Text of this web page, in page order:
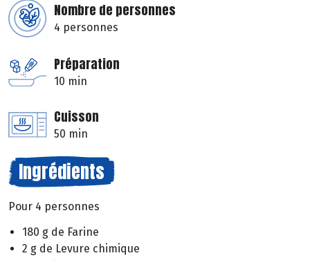
Nombre de personnes
4 personnes
Préparation
10 min
Cuisson
50 min
Ingrédients
Pour 4 personnes
180 g de Farine
2 g de Levure chimique